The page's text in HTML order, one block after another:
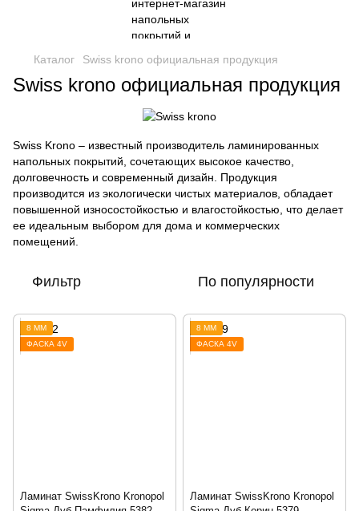
Каталог Swiss krono официальная продукция
Swiss krono официальная продукция
Swiss Krono – известный производитель ламинированных
напольных покрытий, сочетающих высокое качество,
долговечность и современный дизайн. Продукция
производится из экологически чистых материалов, обладает
повышенной износостойкостью и влагостойкостью, что делает
ее идеальным выбором для дома и коммерческих
помещений.
Фильтр По популярности
8 ММ
ФАСКА 4V
Ламинат SwissKrono Kronopol
8 ММ
ФАСКА 4V
Ламинат SwissKrono Kronopol